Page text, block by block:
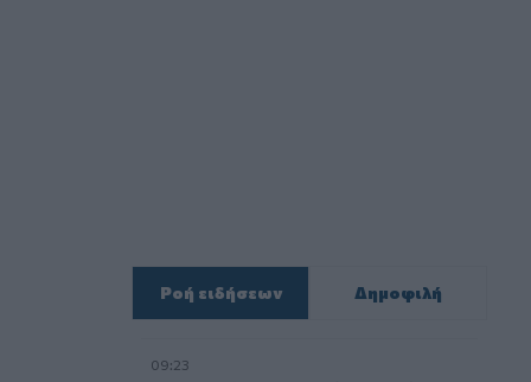
Ροή ειδήσεων Δημοφιλή
09:23